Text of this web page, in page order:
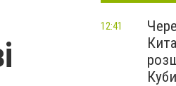
Куби
12:41